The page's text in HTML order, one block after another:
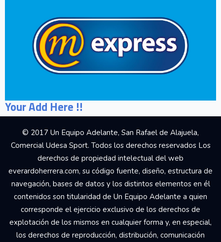
Your Add Here !!
© 2017 Un Equipo Adelante, San Rafael de Alajuela,
Comercial Udesa Sport. Todos los derechos reservados Los
derechos de propiedad intelectual del web
everardoherrera.com, su código fuente, diseño, estructura de
navegación, bases de datos y los distintos elementos en él
contenidos son titularidad de Un Equipo Adelante a quien
corresponde el ejercicio exclusivo de los derechos de
explotación de los mismos en cualquier forma y, en especial,
los derechos de reproducción, distribución, comunicación